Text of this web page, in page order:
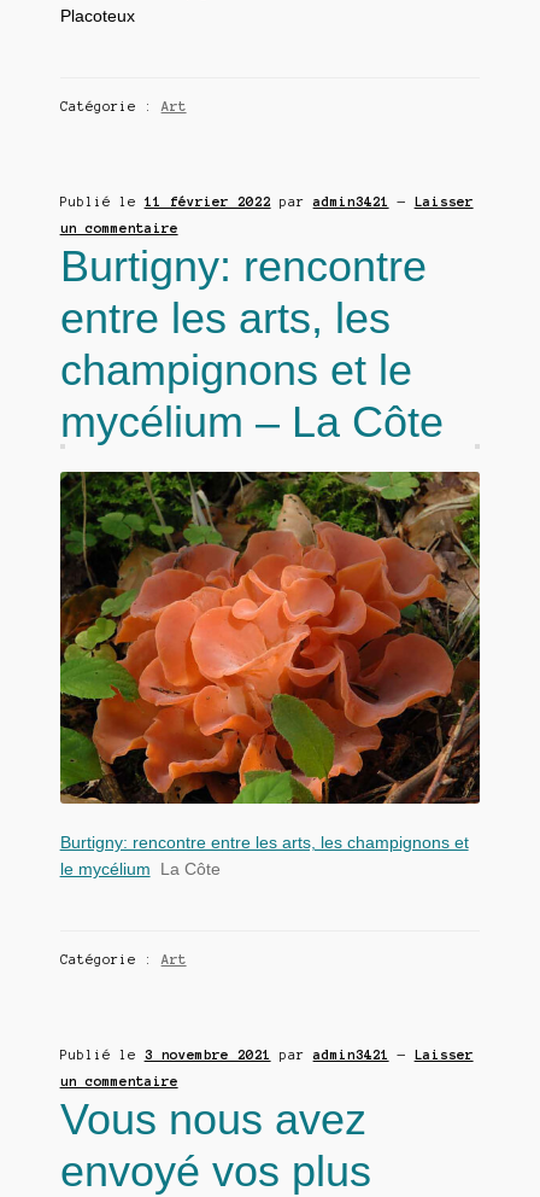
Placoteux
Catégorie : Art
Publié le 11 février 2022 paradmin3421 — Laisser
un commentaire
Burtigny: rencontre
entre les arts, les
champignons et le
mycélium – La Côte
Burtigny: rencontre entre les arts, les champignons et
le mycélium
La Côte
Catégorie : Art
Publié le 3 novembre 2021 paradmin3421 — Laisser
un commentaire
Vous nous avez
envoyé vos plus